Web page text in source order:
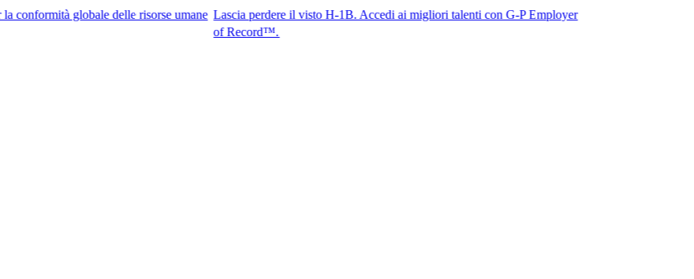
globale delle risorse umane Lascia perdere il visto H-1B. Accedi ai migliori talenti con G-P Employer
of Record™.​​